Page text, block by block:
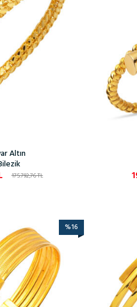
Altın
175.792,76TL
%16